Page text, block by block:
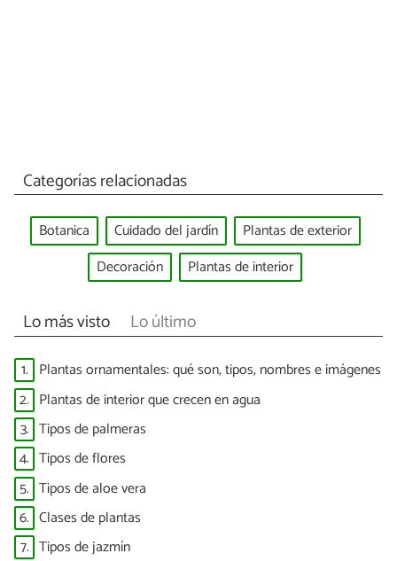
Categorías relacionadas
Botanica Cuidado del jardín
Plantas de exterior
Decoración
Plantas de interior
Lo más visto Lo último
1. Plantas ornamentales: qué son, tipos, nombres e imágenes
2. Plantas de interior que crecen en agua
3. Tipos de palmeras
4. Tipos de flores
5. Tipos de aloe vera
6. Clases de plantas
7. Tipos de jazmín